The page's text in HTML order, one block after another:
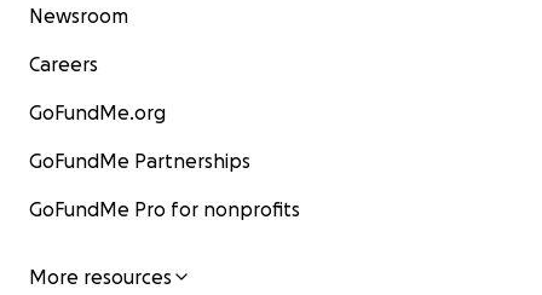
Newsroom
Careers
GoFundMe.org
GoFundMe Partnerships
GoFundMe Pro for nonprofits
More resources